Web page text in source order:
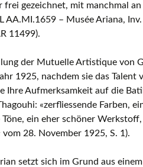
frei gezeichnet, mit manchmal
AA.MI.1659 – Musée Ariana,
11499).
der Mutuelle Artistique von
1925, nachdem sie das
Ihre Aufmerksamkeit auf die
«zerfliessende Farben,
ein eher schöner
vom 28. November 1925, S. 1).
setzt sich im Grund aus